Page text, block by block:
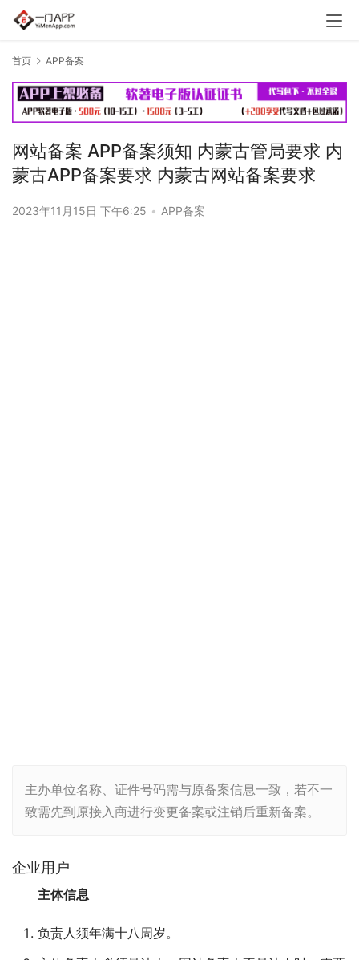
首页 APP备案
网站备案 APP备案须知 内蒙古管局要求 内
蒙古APP备案要求 内蒙古网站备案要求
2023年11月15日 下午6:25 • APP备案
主办单位名称、证件号码需与原备案信息一致，若不一
致需先到原接入商进行变更备案或注销后重新备案。
企业用户
主体信息
负责人须年满十八周岁。